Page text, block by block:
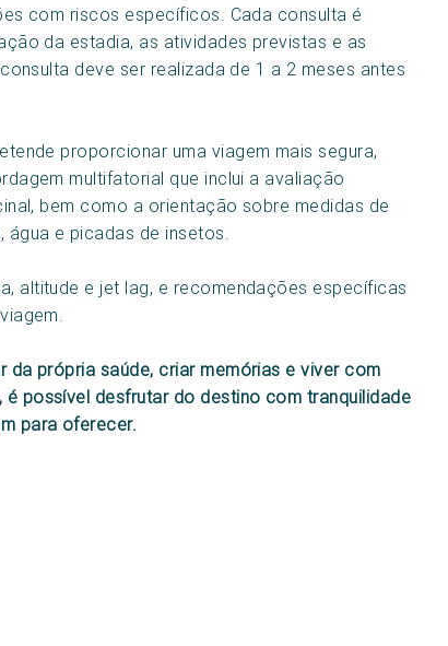
com riscos específicos. Cada consulta é
da estadia, as atividades previstas e as
deve ser realizada de 1 a 2 meses antes
proporcionar uma viagem mais segura,
multifatorial que inclui a avaliação
bem como a orientação sobre medidas de
e picadas de insetos.
altitude e jet lag, e recomendações específicas
da própria saúde, criar memórias e viver com
possível desfrutar do destino com tranquilidade
para oferecer.